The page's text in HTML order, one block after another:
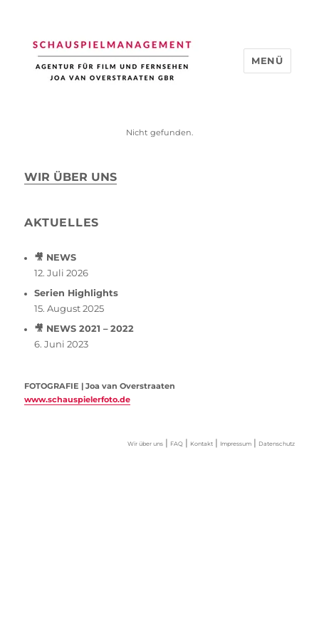
MENÜ
Nicht gefunden.
WIR ÜBER UNS
AKTUELLES
🎥 NEWS
12. Juli 2026
Serien Highlights
15. August 2025
🎥 NEWS 2021 – 2022
6. Juni 2023
FOTOGRAFIE | Joa van Overstraaten
www.schauspielerfoto.de
Wir über uns| FAQ| Kontakt| Impressum| Datenschutz